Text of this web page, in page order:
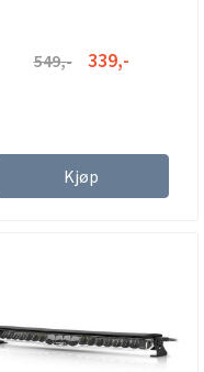
549,- 339,-
Kjøp